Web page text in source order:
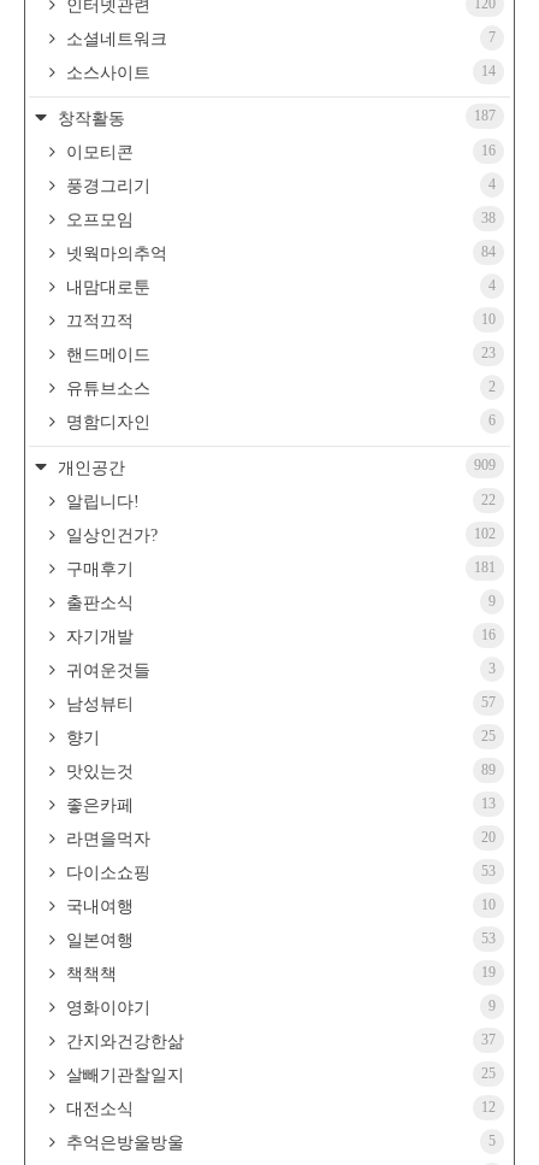
인터넷관련 120
소셜네트워크 7
소스사이트 14
창작활동 187
이모티콘 16
풍경그리기 4
오프모임 38
넷웍마의추억 84
내맘대로툰 4
끄적끄적 10
핸드메이드 23
유튜브소스 2
명함디자인 6
개인공간 909
알립니다! 22
일상인건가? 102
구매후기 181
출판소식 9
자기개발 16
귀여운것들 3
남성뷰티 57
향기 25
맛있는것 89
좋은카페 13
라면을먹자 20
다이소쇼핑 53
국내여행 10
일본여행 53
책책책 19
영화이야기 9
간지와건강한삶 37
살빼기관찰일지 25
대전소식 12
추억은방울방울 5